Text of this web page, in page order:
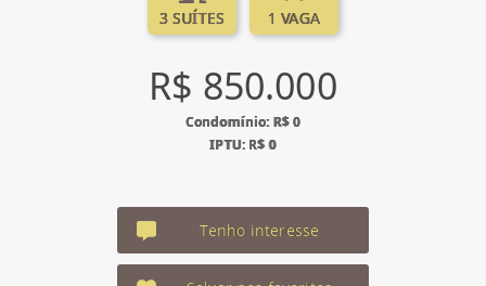
3 SUÍTES 1 VAGA
R$ 850.000
Condomínio: R$ 0
IPTU: R$ 0
Tenho interesse